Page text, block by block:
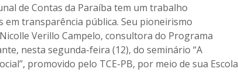
de Contas da Paraíba tem um trabalho
em transparência pública. Seu pioneirismo
Verillo Campelo, consultora do Programa
nesta segunda-feira (12), do seminário “A
promovido pelo TCE-PB, por meio de sua Escola